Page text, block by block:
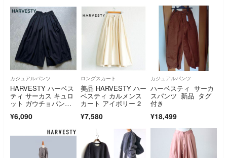
カジュアルパンツ
HARVESTY ハーベス
ティ サーカス キュロ
ット ガウチョパン
¥6,090
ロングスカート
美品 HARVESTY ハー
ベスティ カルメンス
カート アイボリー 2
¥7,580
カジュアルパンツ
ハーベスティ サーカ
スパンツ 新品 タグ
付き
¥18,499